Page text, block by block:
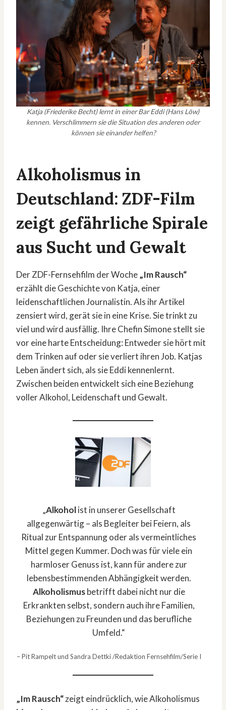
Katja (Friederike Becht) lernt in einer Bar Eddi (Hans Löw)
kennen. Verschlimmern sie die Situation des anderen oder
können sie einander helfen?
Alkoholismus in
Deutschland: ZDF-Film
zeigt gefährliche Spirale
aus Sucht und Gewalt
Der ZDF-Fernsehfilm der Woche„Im Rausch“
erzählt die Geschichte von Katja, einer
leidenschaftlichen Journalistin. Als ihr Artikel
zensiert wird, gerät sie in eine Krise. Sie trinkt zu
viel und wird ausfällig. Ihre Chefin Simone stellt sie
vor eine harte Entscheidung: Entweder sie hört mit
dem Trinken auf oder sie verliert ihren Job. Katjas
Leben ändert sich, als sie Eddi kennenlernt.
Zwischen beiden entwickelt sich eine Beziehung
voller Alkohol, Leidenschaft und Gewalt.
„Alkoholist in unserer Gesellschaft
allgegenwärtig – als Begleiter bei Feiern, als
Ritual zur Entspannung oder als vermeintliches
Mittel gegen Kummer. Doch was für viele ein
harmloser Genuss ist, kann für andere zur
lebensbestimmenden Abhängigkeit werden.
Alkoholismusbetrifft dabei nicht nur die
Erkrankten selbst, sondern auch ihre Familien,
Beziehungen zu Freunden und das berufliche
Umfeld.“
– Pit Rampelt und Sandra Dettki /Redaktion Fernsehfilm/Serie I
„Im Rausch“zeigt eindrücklich, wie Alkoholismus